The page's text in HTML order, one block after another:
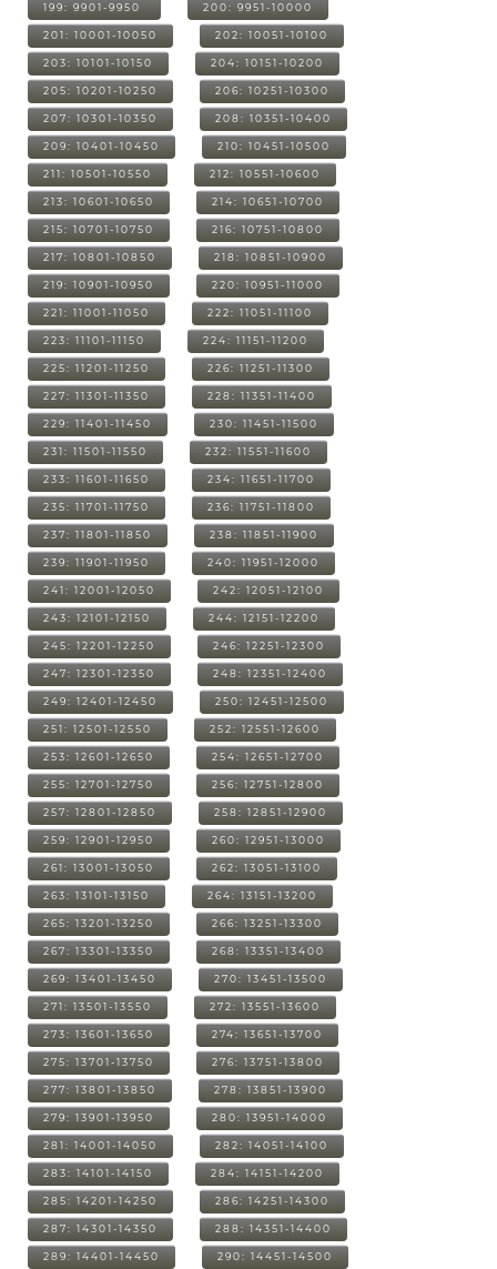
199: 9901-9950 200: 9951-10000
201: 10001-10050 202: 10051-10100
203: 10101-10150 204: 10151-10200
205: 10201-10250 206: 10251-10300
207: 10301-10350 208: 10351-10400
209: 10401-10450 210: 10451-10500
211: 10501-10550 212: 10551-10600
213: 10601-10650 214: 10651-10700
215: 10701-10750 216: 10751-10800
217: 10801-10850 218: 10851-10900
219: 10901-10950 220: 10951-11000
221: 11001-11050 222: 11051-11100
223: 11101-11150 224: 11151-11200
225: 11201-11250 226: 11251-11300
227: 11301-11350 228: 11351-11400
229: 11401-11450 230: 11451-11500
231: 11501-11550 232: 11551-11600
233: 11601-11650 234: 11651-11700
235: 11701-11750 236: 11751-11800
237: 11801-11850 238: 11851-11900
239: 11901-11950 240: 11951-12000
241: 12001-12050 242: 12051-12100
243: 12101-12150 244: 12151-12200
245: 12201-12250 246: 12251-12300
247: 12301-12350 248: 12351-12400
249: 12401-12450 250: 12451-12500
251: 12501-12550 252: 12551-12600
253: 12601-12650 254: 12651-12700
255: 12701-12750 256: 12751-12800
257: 12801-12850 258: 12851-12900
259: 12901-12950 260: 12951-13000
261: 13001-13050 262: 13051-13100
263: 13101-13150 264: 13151-13200
265: 13201-13250 266: 13251-13300
267: 13301-13350 268: 13351-13400
269: 13401-13450 270: 13451-13500
271: 13501-13550 272: 13551-13600
273: 13601-13650 274: 13651-13700
275: 13701-13750 276: 13751-13800
277: 13801-13850 278: 13851-13900
279: 13901-13950 280: 13951-14000
281: 14001-14050 282: 14051-14100
283: 14101-14150 284: 14151-14200
285: 14201-14250 286: 14251-14300
287: 14301-14350 288: 14351-14400
289: 14401-14450 290: 14451-14500